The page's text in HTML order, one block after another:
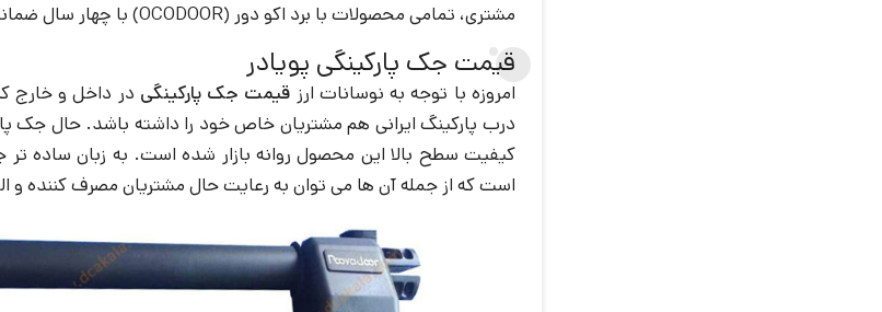
مشتری، تمامی محصولات با برد اکو دور (OCODOOR) با چهار سال ضمانت به مشتریان عرضه می شود.
قیمت جک پارکینگی پویادر
امروزه با توجه به نوسانات ارز قیمت جک پارکینگی در داخل و خارج
درب پارکینگ ایرانی هم مشتریان خاص خود را داشته باشد. حال جک
کیفیت سطح بالا این محصول روانه بازار شده است. به زبان ساده تر
است که از جمله آن ها می توان به رعایت حال مشتریان مصرف کننده